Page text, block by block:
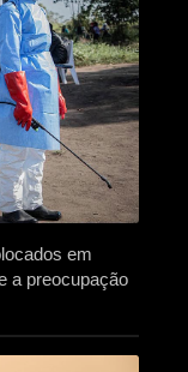
em
a preocupação